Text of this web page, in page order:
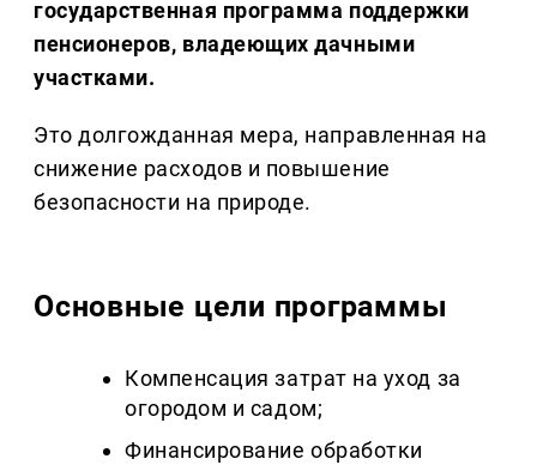
государственная программа поддержки
пенсионеров, владеющих дачными
участками.
Это долгожданная мера, направленная на
снижение расходов и повышение
безопасности на природе.
Основные цели программы
Компенсация затрат на уход за
огородом и садом;
Финансирование обработки